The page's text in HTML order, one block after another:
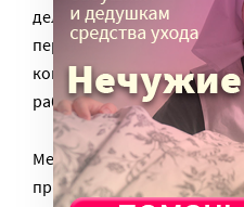
делал весь мир. Первым
переходили к тому, чтобы в
конкретного человека и
работа, безусловно, но
Механизмы и подходы
примере пилотных